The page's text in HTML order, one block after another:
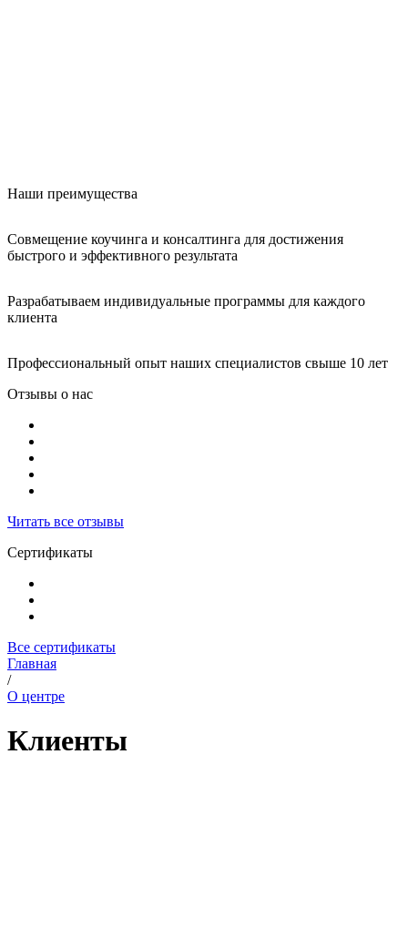
Наши преимущества
Совмещение коучинга и консалтинга для достижения
быстрого и эффективного результата
Разрабатываем индивидуальные программы для каждого
клиента
Профессиональный опыт наших специалистов свыше 10 лет
Отзывы о нас
Читать все отзывы
Сертификаты
Все сертификаты
Главная
/
О центре
Клиенты